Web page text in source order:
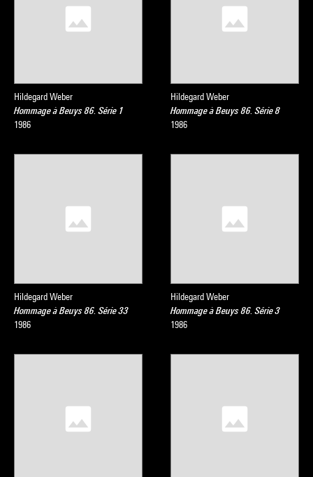
Hildegard Weber
Hommage à Beuys 86. Série 1
1986
Hildegard Weber
Hommage à Beuys 86. Série 8
1986
Hildegard Weber
Hommage à Beuys 86. Série 33
1986
Hildegard Weber
Hommage à Beuys 86. Série 3
1986